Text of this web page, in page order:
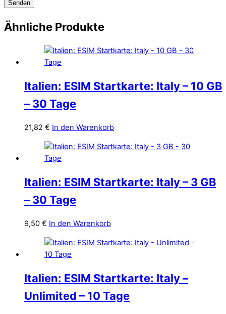
Ähnliche Produkte
Italien: ESIM Startkarte: Italy – 10 GB
– 30 Tage
21,82 € In den Warenkorb
Italien: ESIM Startkarte: Italy – 3 GB
– 30 Tage
9,50 € In den Warenkorb
Italien: ESIM Startkarte: Italy –
Unlimited – 10 Tage